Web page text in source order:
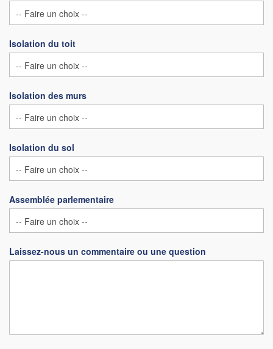
Isolation du toit
Isolation des murs
Isolation du sol
Assemblée parlementaire
Laissez-nous un commentaire ou une question